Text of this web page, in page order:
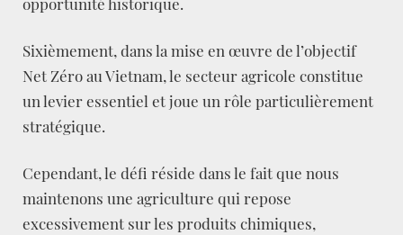
Sixièmement, dans la mise en œuvre de l’objectif
Net Zéro au Vietnam, le secteur agricole constitue
un levier essentiel et joue un rôle particulièrement
stratégique.
Cependant, le défi réside dans le fait que nous
maintenons une agriculture qui repose
excessivement sur les produits chimiques,